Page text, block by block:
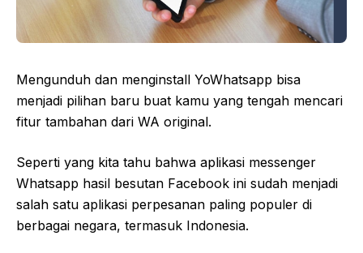
Mengunduh dan menginstall YoWhatsapp bisa
menjadi pilihan baru buat kamu yang tengah mencari
fitur tambahan dari WA original.
Seperti yang kita tahu bahwa aplikasi messenger
Whatsapp hasil besutan Facebook ini sudah menjadi
salah satu aplikasi perpesanan paling populer di
berbagai negara, termasuk Indonesia.